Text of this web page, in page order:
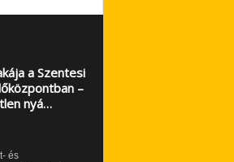
a Szentesi
–
nyá…
és